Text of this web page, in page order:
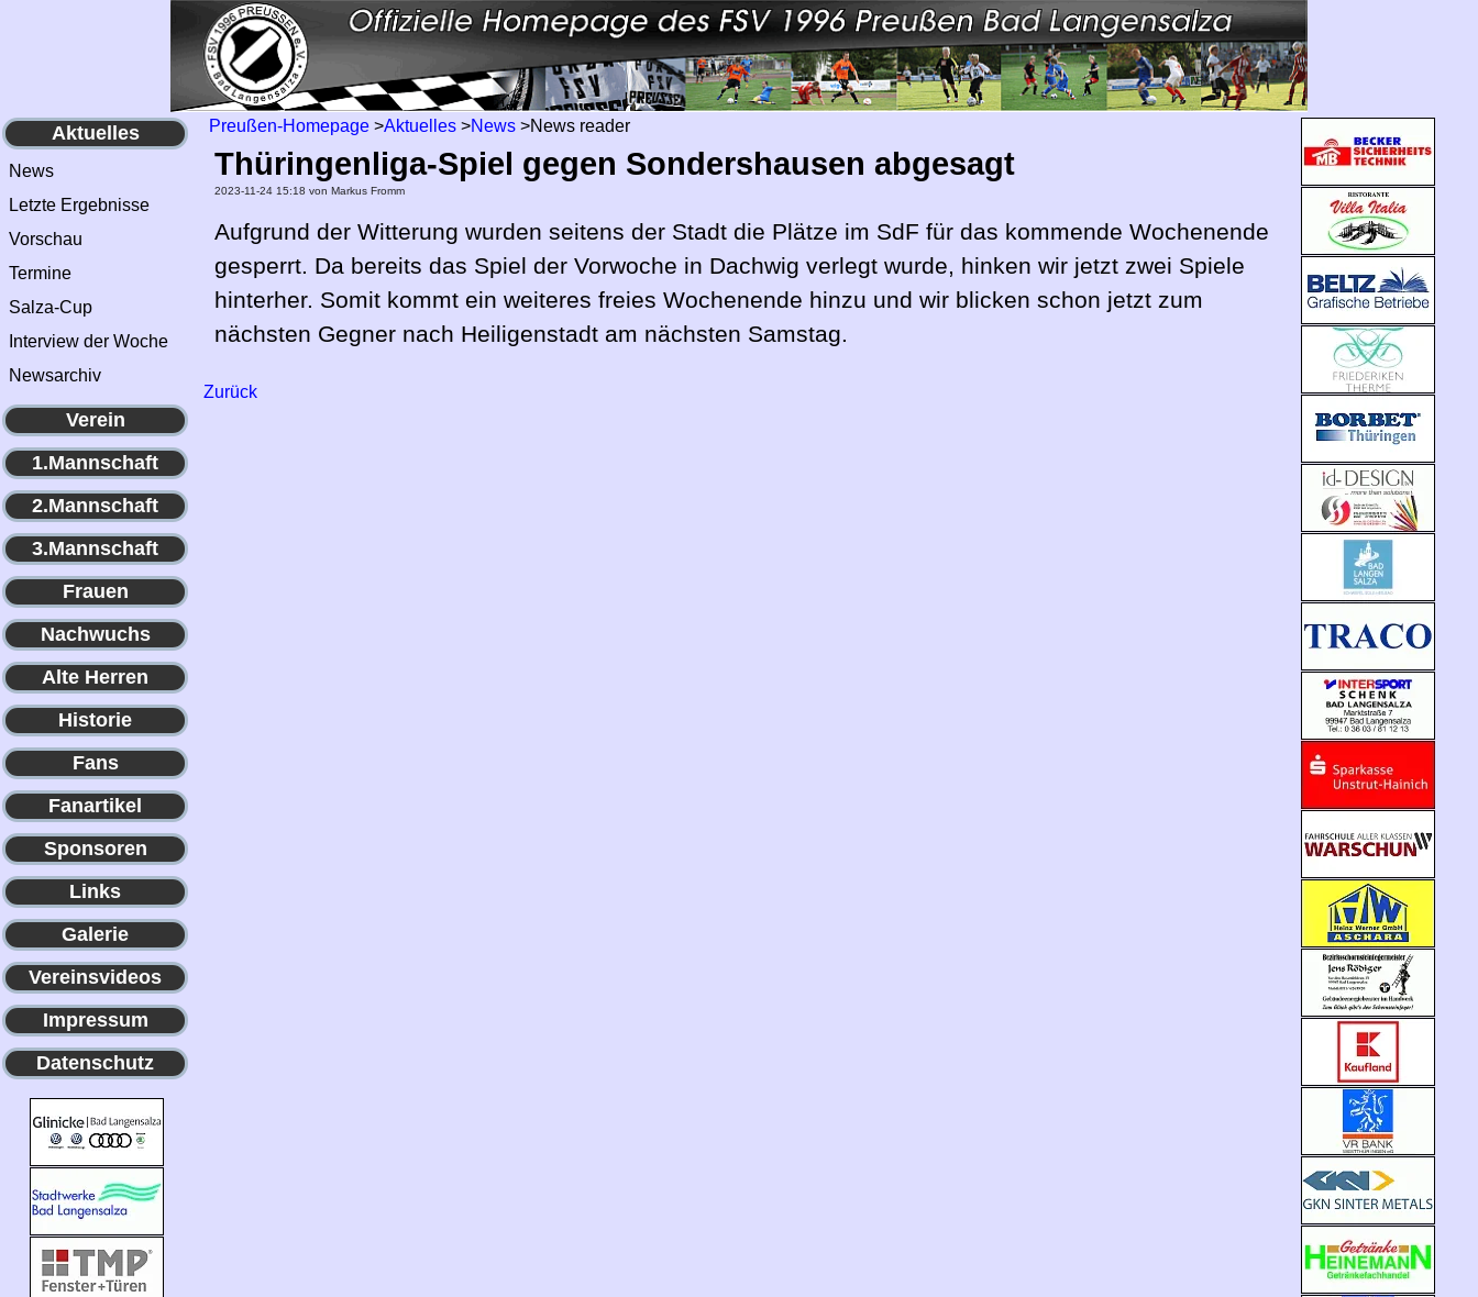
Aktuelles
News
Letzte Ergebnisse
Vorschau
Termine
Salza-Cup
Interview der Woche
Newsarchiv
Verein
1.Mannschaft
2.Mannschaft
3.Mannschaft
Frauen
Nachwuchs
Alte Herren
Historie
Fans
Fanartikel
Sponsoren
Links
Galerie
Vereinsvideos
Impressum
Datenschutz
Preußen-Homepage>Aktuelles>News>News reader
Thüringenliga-Spiel gegen Sondershausen abgesagt
2023-11-24 15:18 von Markus Fromm
Aufgrund der Witterung wurden seitens der Stadt die Plätze im SdF für das kommende Wochenende
gesperrt. Da bereits das Spiel der Vorwoche in Dachwig verlegt wurde, hinken wir jetzt zwei Spiele
hinterher. Somit kommt ein weiteres freies Wochenende hinzu und wir blicken schon jetzt zum
nächsten Gegner nach Heiligenstadt am nächsten Samstag.
Zurück